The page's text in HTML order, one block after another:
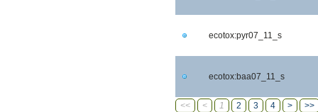
ecotox:pyr07_11_s
ecotox:baa07_11_s
<< < 1 2 3 4 > >>